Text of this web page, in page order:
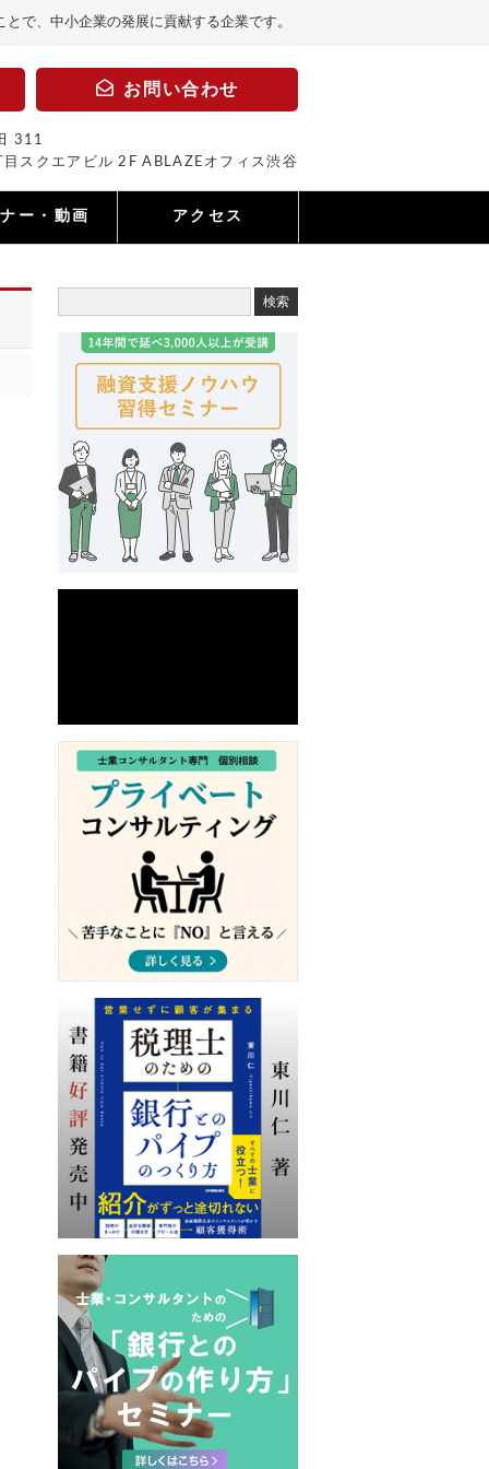
で、中小企業の発展に貢献する企業です。
お問い合わせ
311
スクエアビル 2F ABLAZEオフィス渋谷
ー・動画 アクセス